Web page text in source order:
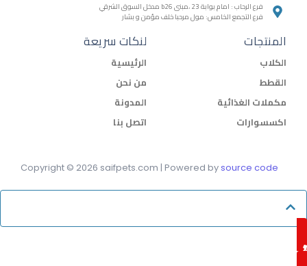
فرع الرحاب : امام بوابة 23 ،مبنى b26 مدخل السوق الشرقي
فرع التجمع الخامس: مول مرحبا خلف مؤمن و بشار
المنتجات
الكلاب
القطط
مكملات الغذائية
اكسسوارات
لنكات سريعة
الرئيسية
من نحن
المدونة
اتصل بنا
Copyright © 2026 saifpets.com | Powered bysource code